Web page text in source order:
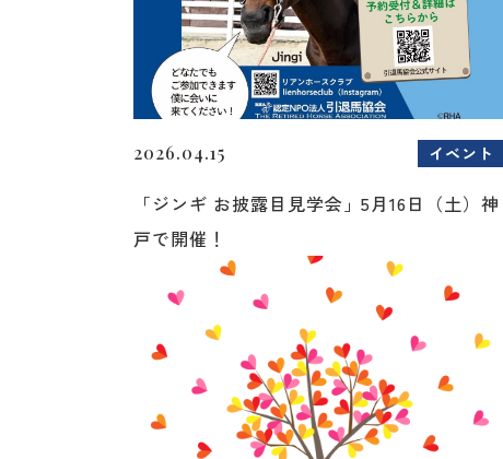
2026.04.15 イベント
「ジンギ お披露目見学会」5月16日（土）神
戸で開催！